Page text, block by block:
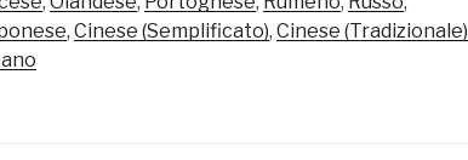
Li
n
b A
c vi
Cinese (Semplificato) Cinese (Tradizionale)